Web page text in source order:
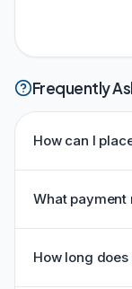
Frequently
How can I
What payment
How long